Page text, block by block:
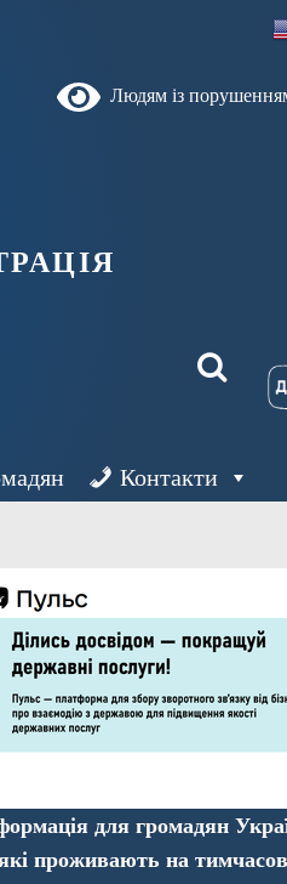
Людям із
Контакти
для громадян
які проживають на